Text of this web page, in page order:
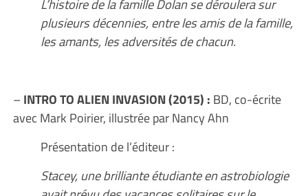
L’histoire de la famille Dolan se déroulera sur
plusieurs décennies, entre les amis de la famille,
les amants, les adversités de chacun.
–INTRO TO ALIEN INVASION (2015) : BD, co-écrite
avec Mark Poirier, illustrée par Nancy Ahn
Présentation de l’éditeur :
Stacey, une brilliante étudiante en astrobiologie